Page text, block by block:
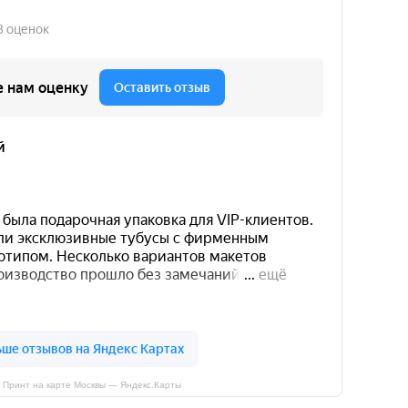
на карте Москвы — Яндекс.Карты